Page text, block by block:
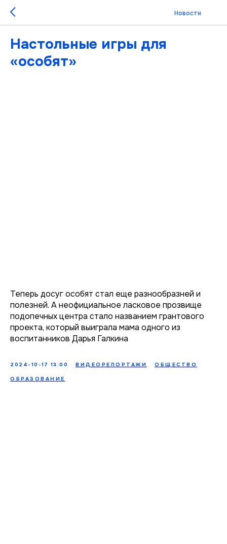
Новости
Настольные игры для
«особят»
Теперь досуг особят стал еще разнообразней и
полезней. А неофициальное ласковое прозвище
подопечных центра стало названием грантового
проекта, который выиграла мама одного из
воспитанников Дарья Галкина
2024-10-17 13:00 ВИДЕОРЕПОРТАЖИ ОБЩЕСТВО
ОБРАЗОВАНИЕ